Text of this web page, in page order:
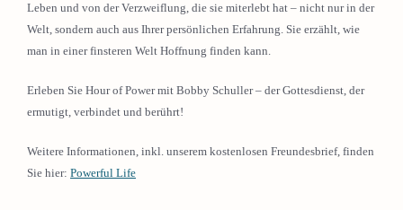
Leben und von der Verzweiflung, die sie miterlebt hat – nicht nur in der
Welt, sondern auch aus Ihrer persönlichen Erfahrung. Sie erzählt, wie
man in einer finsteren Welt Hoffnung finden kann.
Erleben Sie Hour of Power mit Bobby Schuller – der Gottesdienst, der
ermutigt, verbindet und berührt!
Weitere Informationen, inkl. unserem kostenlosen Freundesbrief, finden
Sie hier: Powerful Life